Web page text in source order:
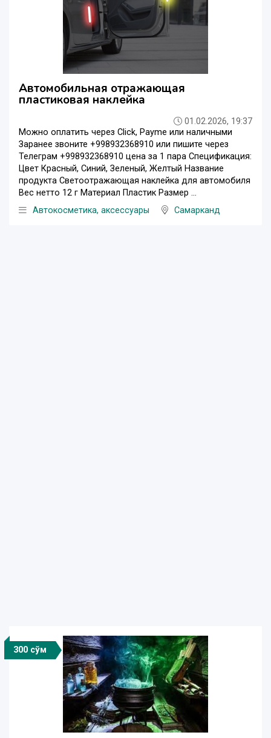
Автомобильная отражающая
пластиковая наклейка
01.02.2026, 19:37
Можно оплатить через Click, Payme или наличными
Заранее звоните +998932368910 или пишите через
Телеграм +998932368910 цена за 1 пара Спецификация:
Цвет Красный, Синий, Зеленый, Желтый Название
продукта Светоотражающая наклейка для автомобиля
Вес нетто 12 г Материал Пластик Размер ...
Автокосметика, аксессуары
Самарканд
300 сўм